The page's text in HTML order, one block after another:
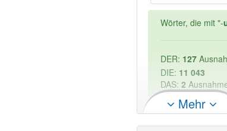
Wörter, die mit "-
DER: 127
DIE: 11 043
DAS: 2
Wortversion:
Mehr